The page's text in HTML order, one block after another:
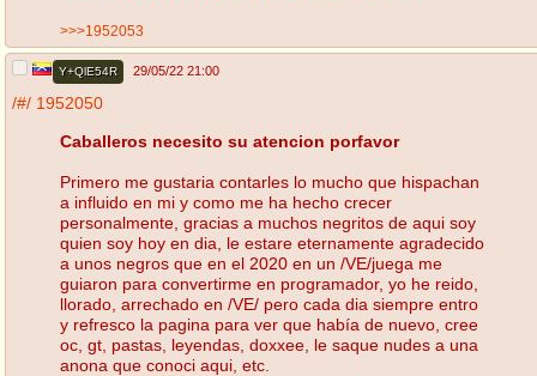
>>>1952053
Y+QlE54R 29/05/22 21:00
/#/ 1952050
Caballeros necesito su atencion porfavor
Primero me gustaria contarles lo mucho que hispachan
a influido en mi y como me ha hecho crecer
personalmente, gracias a muchos negritos de aqui soy
quien soy hoy en dia, le estare eternamente agradecido
a unos negros que en el 2020 en un /VE/juega me
guiaron para convertirme en programador, yo he reido,
llorado, arrechado en /VE/ pero cada dia siempre entro
y refresco la pagina para ver que había de nuevo, cree
oc, gt, pastas, leyendas, doxxee, le saque nudes a una
anona que conoci aqui, etc.